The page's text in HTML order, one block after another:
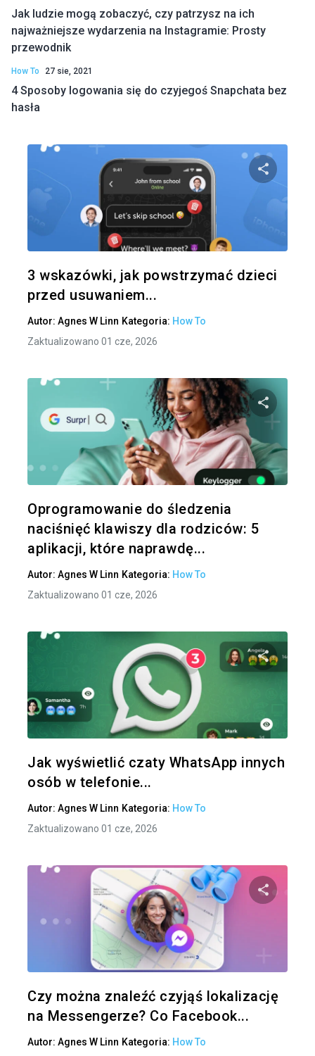
Jak ludzie mogą zobaczyć, czy patrzysz na ich
najważniejsze wydarzenia na Instagramie: Prosty
przewodnik
How To 27 sie, 2021
4 Sposoby logowania się do czyjegoś Snapchata bez
hasła
3 wskazówki, jak powstrzymać dzieci
przed usuwaniem...
Autor: Agnes W Linn Kategoria: How To
Zaktualizowano 01 cze, 2026
Oprogramowanie do śledzenia
naciśnięć klawiszy dla rodziców: 5
aplikacji, które naprawdę...
Autor: Agnes W Linn Kategoria: How To
Zaktualizowano 01 cze, 2026
Jak wyświetlić czaty WhatsApp innych
osób w telefonie...
Autor: Agnes W Linn Kategoria: How To
Zaktualizowano 01 cze, 2026
Czy można znaleźć czyjąś lokalizację
na Messengerze? Co Facebook...
Autor: Agnes W Linn Kategoria: How To